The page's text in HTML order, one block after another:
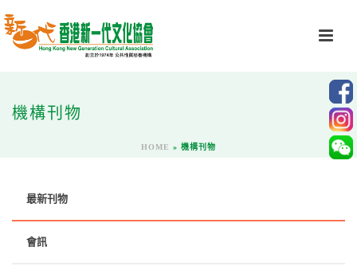
機構刊物
HOME » 機構刊物
最新刊物
會訊